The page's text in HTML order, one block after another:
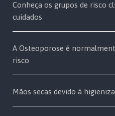
Conheça os grupos de risco
cuidados
A Osteoporose é
risco
Mãos secas devido à